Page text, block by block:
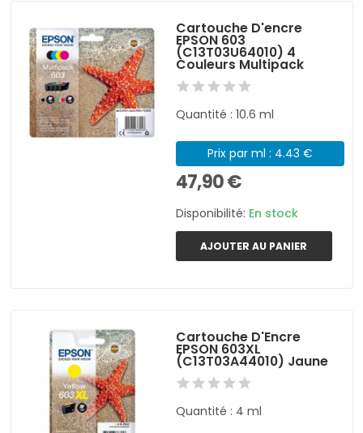
Cartouche D'encre
EPSON 603
(C13T03U64010) 4
Couleurs Multipack
Quantité : 10.6 ml
Prix par ml : 4.43 €
47,90 €
Disponibilité: En stock
AJOUTER AU PANIER
Cartouche D'Encre
EPSON 603XL
(C13T03A44010) Jaune
Quantité : 4 ml